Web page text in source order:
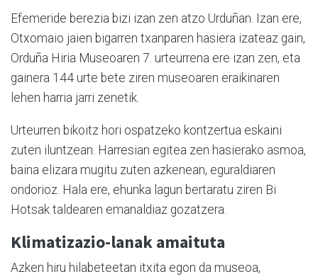
Efemeride berezia bizi izan zen atzo Urduñan. Izan ere,
Otxomaio jaien bigarren txanparen hasiera izateaz gain,
Orduña Hiria Museoaren 7. urteurrena ere izan zen, eta
gainera 144 urte bete ziren museoaren eraikinaren
lehen harria jarri zenetik.
Urteurren bikoitz hori ospatzeko kontzertua eskaini
zuten iluntzean. Harresian egitea zen hasierako asmoa,
baina elizara mugitu zuten azkenean, eguraldiaren
ondorioz. Hala ere, ehunka lagun bertaratu ziren Bi
Hotsak taldearen emanaldiaz gozatzera.
Klimatizazio-lanak amaituta
Azken hiru hilabeteetan itxita egon da museoa,